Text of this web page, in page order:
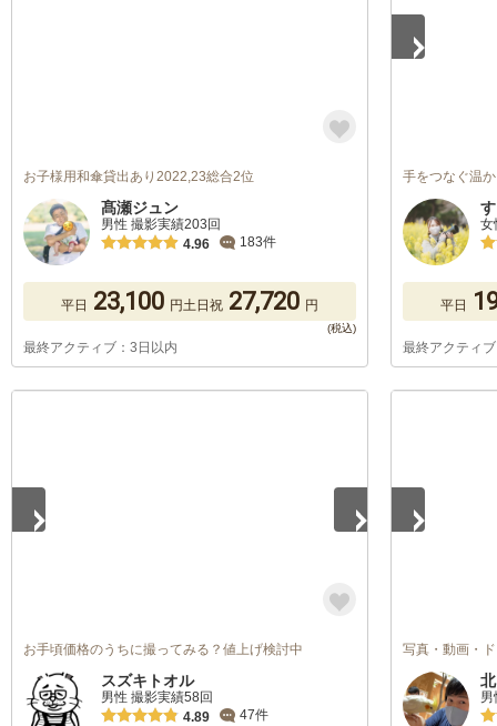
お子様用和傘貸出あり2022,23総合2位
髙瀬ジュン
男性 撮影実績203回
4.96
183件
平日 23,100 円土日祝 27,720 円
最終アクティブ：3日以内
手をつなぐ温
女
平日
最終アクティ
お手頃価格のうちに撮ってみる？値上げ検討中
スズキトオル
男性 撮影実績58回
4.89
47件
写真・動画・